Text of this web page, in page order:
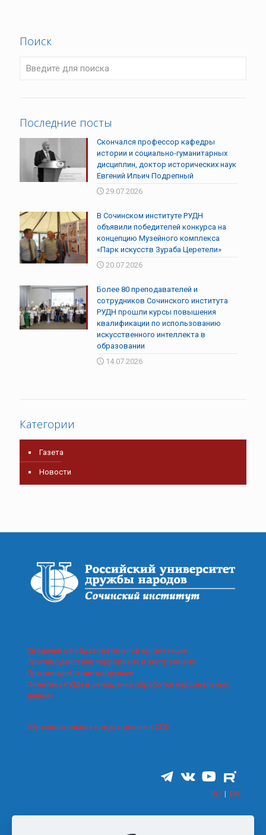
Поиск
Последние посты
Скончался профессор кафедры
истории и социально-гуманитарных
дисциплин, доктор исторических наук
Евгений Ильич Подрепный
29.07.2026
В Сочинском институте РУДН
объявили победителей конкурса на
концепцию Музейного комплекса
«Парк искусств Зураба Церетели»
20.07.2026
Более 80 преподавателей и
сотрудников Сочинского института
РУДН прошли курсы повышения
квалификации по использованию
искусственного интеллекта в
образовании
14.07.2026
Категории
Газета
Новости
Сведения об образовательной организации
Противодействие терроризму и экстремизму
Противодействие коррупции
Политика РУДН в отношении обработки персональных
данных
Образовательное кредитование в СПО
RU | EN